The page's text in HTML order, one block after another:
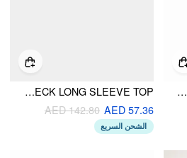
WOOL-BLEND STAND COLLAR LONG SLEEVE OVERSIZED TOP WITH SCARF
KNIT TURTLENECK LONG SLEEVE TOP
AED 57.36
AED 142.80
الشحن السريع